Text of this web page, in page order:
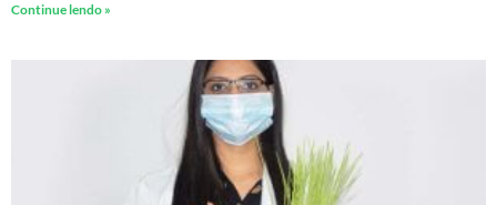
Continue lendo »